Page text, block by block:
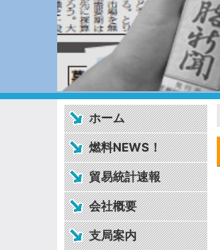
ホーム
燃料NEWS！
貿易統計速報
会社概要
支局案内